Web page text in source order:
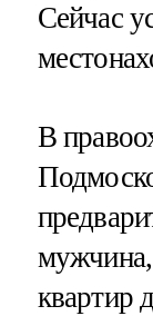
Сейчас
В
квартир